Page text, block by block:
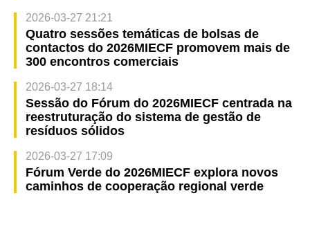
2026-03-27 21:21
Quatro sessões temáticas de bolsas de
contactos do 2026MIECF promovem mais de
300 encontros comerciais
2026-03-27 18:14
Sessão do Fórum do 2026MIECF centrada na
reestruturação do sistema de gestão de
resíduos sólidos
2026-03-27 17:09
Fórum Verde do 2026MIECF explora novos
caminhos de cooperação regional verde